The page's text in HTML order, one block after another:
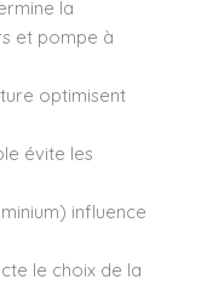
la
et pompe à
optimisent
évite les
influence
le choix de la